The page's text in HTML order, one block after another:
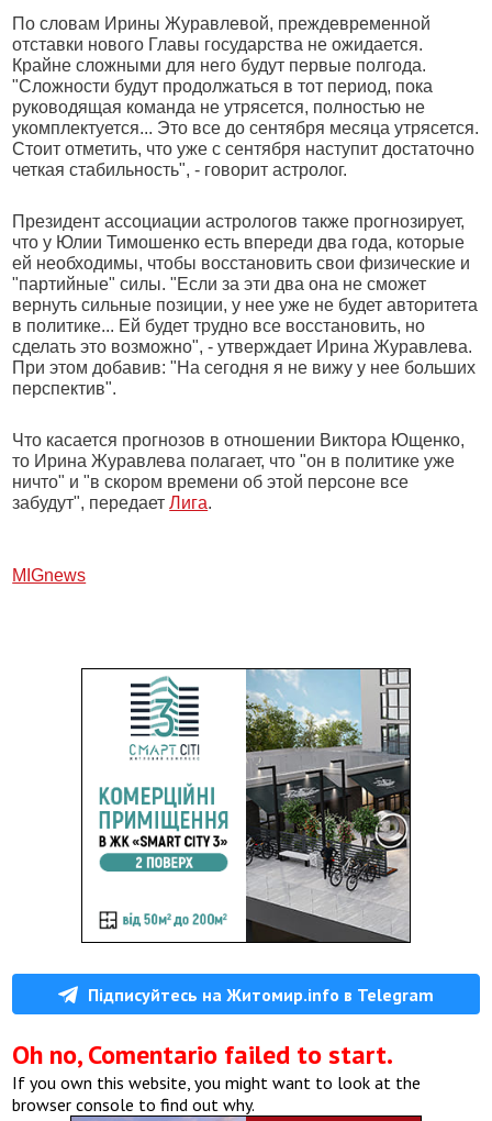
По словам Ирины Журавлевой, преждевременной
отставки нового Главы государства не ожидается.
Крайне сложными для него будут первые полгода.
"Сложности будут продолжаться в тот период, пока
руководящая команда не утрясется, полностью не
укомплектуется... Это все до сентября месяца утрясется.
Стоит отметить, что уже с сентября наступит достаточно
четкая стабильность", - говорит астролог.
Президент ассоциации астрологов также прогнозирует,
что у Юлии Тимошенко есть впереди два года, которые
ей необходимы, чтобы восстановить свои физические и
"партийные" силы. "Если за эти два она не сможет
вернуть сильные позиции, у нее уже не будет авторитета
в политике... Ей будет трудно все восстановить, но
сделать это возможно", - утверждает Ирина Журавлева.
При этом добавив: "На сегодня я не вижу у нее больших
перспектив".
Что касается прогнозов в отношении Виктора Ющенко,
то Ирина Журавлева полагает, что "он в политике уже
ничто" и "в скором времени об этой персоне все
забудут", передаетЛига.
МIGnews
Підписуйтесь на Житомир.info в Telegram
Oh no, Comentario failed to start.
If you own this website, you might want to look at the
browser console to find out why.